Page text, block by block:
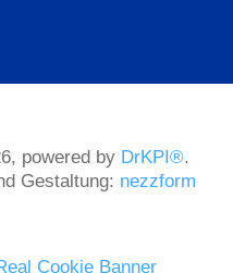
powered by DrKPI®.
Gestaltung: nezzform
Cookie Banner